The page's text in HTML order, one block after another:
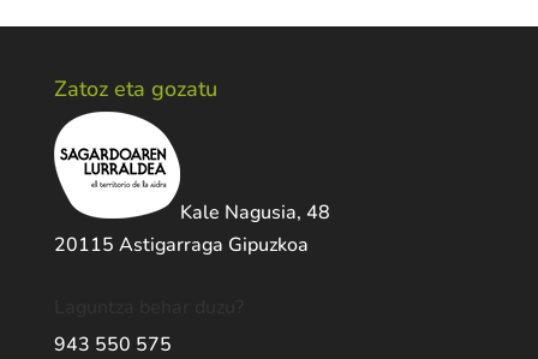
Zatoz eta gozatu
Kale Nagusia, 48
20115 Astigarraga Gipuzkoa
943 550 575